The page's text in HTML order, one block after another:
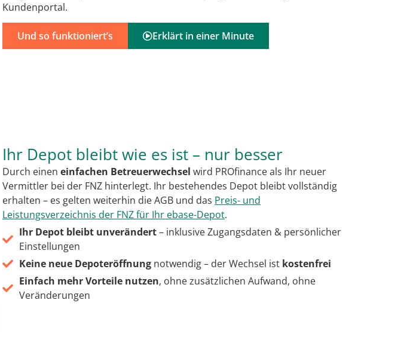
Kundenportal.
Und so funktioniert’s Erklärt in einer Minute
Ihr Depot bleibt wie es ist – nur besser
Durch einen einfachen Betreuerwechsel wird PROfinance als Ihr neuer
Vermittler bei der FNZ hinterlegt. Ihr bestehendes Depot bleibt vollständig
erhalten – es gelten weiterhin die AGB und das Preis- und
Leistungsverzeichnis der FNZ für Ihr ebase-Depot.
Ihr Depot bleibt unverändert– inklusive Zugangsdaten & persönlicher
Einstellungen
Keine neue Depoteröffnungnotwendig – der Wechsel ist kostenfrei
Einfach mehr Vorteile nutzen, ohne zusätzlichen Aufwand, ohne
Veränderungen